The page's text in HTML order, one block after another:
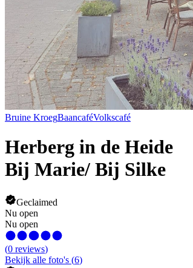
Bruine KroegBaancaféVolkscafé
Herberg in de Heide
Bij Marie/ Bij Silke
Geclaimed
Nu open
Nu open
(0 reviews)
Bekijk alle foto's (6)